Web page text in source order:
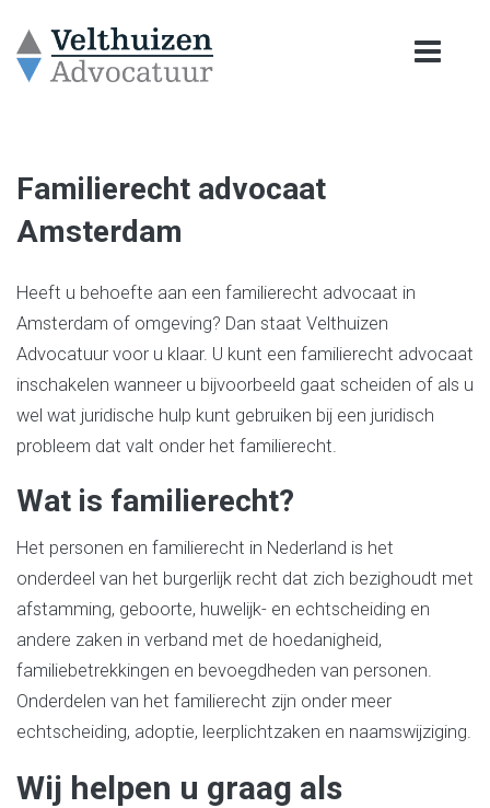
Familierecht advocaat
Amsterdam
Heeft u behoefte aan een familierecht advocaat in
Amsterdam of omgeving? Dan staat Velthuizen
Advocatuur voor u klaar. U kunt een familierecht advocaat
inschakelen wanneer u bijvoorbeeld gaat scheiden of als u
wel wat juridische hulp kunt gebruiken bij een juridisch
probleem dat valt onder het familierecht.
Wat is familierecht?
Het personen en familierecht in Nederland is het
onderdeel van het burgerlijk recht dat zich bezighoudt met
afstamming, geboorte, huwelijk- en echtscheiding en
andere zaken in verband met de hoedanigheid,
familiebetrekkingen en bevoegdheden van personen.
Onderdelen van het familierecht zijn onder meer
echtscheiding, adoptie, leerplichtzaken en naamswijziging.
Wij helpen u graag als